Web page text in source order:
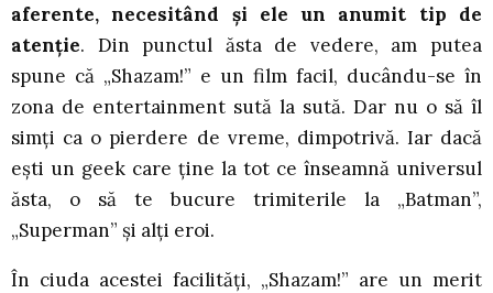
aferente, necesitând și ele un anumit tip de
atenție. Din punctul ăsta de vedere, am putea
spune că „Shazam!” e un film facil, ducându-se în
zona de entertainment sută la sută. Dar nu o să îl
simți ca o pierdere de vreme, dimpotrivă. Iar dacă
ești un geek care ține la tot ce înseamnă universul
ăsta, o să te bucure trimiterile la „Batman”,
„Superman” și alți eroi.
În ciuda acestei facilități, „Shazam!” are un merit